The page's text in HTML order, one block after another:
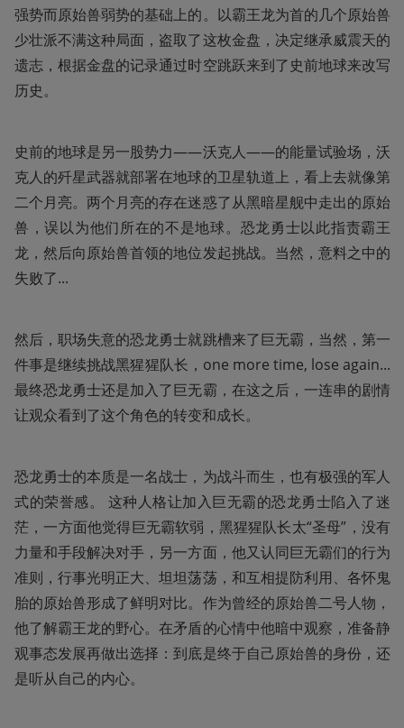
强势而原始兽弱势的基础上的。以霸王龙为首的几个原始兽
少壮派不满这种局面，盗取了这枚金盘，决定继承威震天的
遗志，根据金盘的记录通过时空跳跃来到了史前地球来改写
历史。
史前的地球是另一股势力——沃克人——的能量试验场，沃
克人的歼星武器就部署在地球的卫星轨道上，看上去就像第
二个月亮。两个月亮的存在迷惑了从黑暗星舰中走出的原始
兽，误以为他们所在的不是地球。恐龙勇士以此指责霸王
龙，然后向原始兽首领的地位发起挑战。当然，意料之中的
失败了...
然后，职场失意的恐龙勇士就跳槽来了巨无霸，当然，第一
件事是继续挑战黑猩猩队长，one more time, lose again...
最终恐龙勇士还是加入了巨无霸，在这之后，一连串的剧情
让观众看到了这个角色的转变和成长。
恐龙勇士的本质是一名战士，为战斗而生，也有极强的军人
式的荣誉感。 这种人格让加入巨无霸的恐龙勇士陷入了迷
茫，一方面他觉得巨无霸软弱，黑猩猩队长太“圣母”，没有
力量和手段解决对手，另一方面，他又认同巨无霸们的行为
准则，行事光明正大、坦坦荡荡，和互相提防利用、各怀鬼
胎的原始兽形成了鲜明对比。作为曾经的原始兽二号人物，
他了解霸王龙的野心。在矛盾的心情中他暗中观察，准备静
观事态发展再做出选择：到底是终于自己原始兽的身份，还
是听从自己的内心。